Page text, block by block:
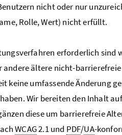
nicht oder nur
Rolle, Wert) nicht erfüllt.
erforderlich sind
andere ältere nicht-
keine umfassende Änderung
Wir bereiten den Inhalt
diese um barrierefreie
WCAG2.1 und PDF/UA-